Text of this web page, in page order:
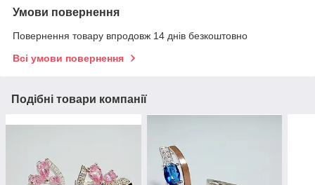
Умови повернення
Повернення товару впродовж 14 днів безкоштовно
Всі умови повернення
Подібні товари компанії